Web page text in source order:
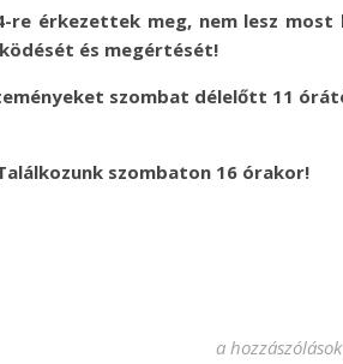
re érkezettek meg, nem lesz most
és megértését!
szombat délelőtt 11
szombaton 16 órakor!
Gyémántmise –
a